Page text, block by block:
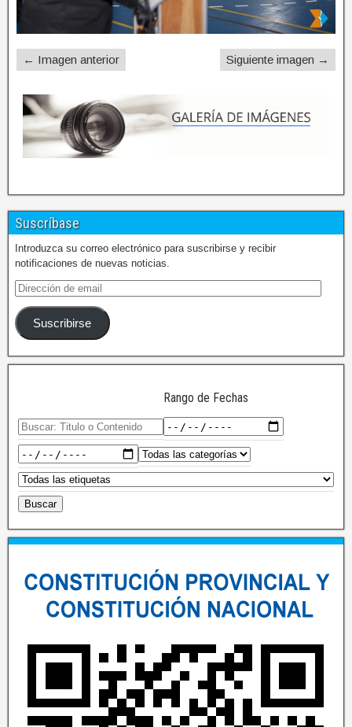
← Imagen anterior Siguiente imagen →
Suscríbase
Introduzca su correo electrónico para suscribirse y recibir
notificaciones de nuevas noticias.
Suscribirse
Rango de Fechas